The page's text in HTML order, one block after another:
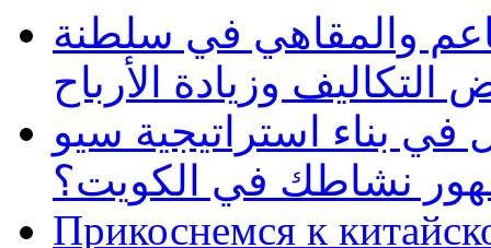
والمقاهي في سلطنة
وزيادة الأرباح
بناء استراتيجية سيو
نشاطك في الكويت؟
Прикоснемся к